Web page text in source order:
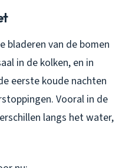
bladeren van de bomen
in de kolken, en in
eerste koude nachten
Vooral in de
langs het water,